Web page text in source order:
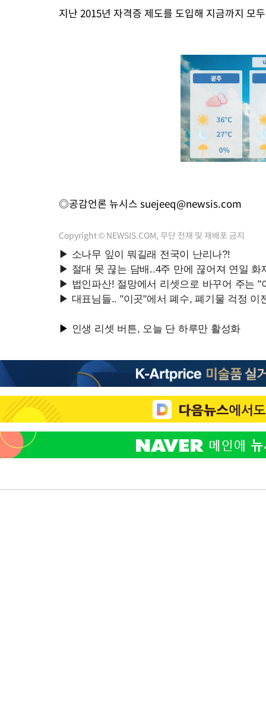
지난 2015년 자격증 제도를 도입해 지금까지 모
◎공감언론 뉴시스 suejeeq@newsis.com
Copyright © NEWSIS.COM, 무단 전재 및 재배포 금지